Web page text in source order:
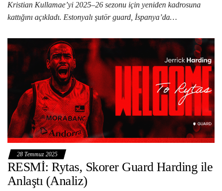
Kristian Kullamae’yi 2025–26 sezonu için yeniden kadrosuna
kattığını açıkladı. Estonyalı şutör guard, İspanya’da…
28 Temmuz 2025
RESMİ: Rytas, Skorer Guard Harding ile
Anlaştı (Analiz)